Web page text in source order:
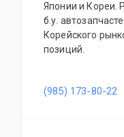
Японии и Кореи.
б.у.
Корейского
позиций.
(985) 173-80-22